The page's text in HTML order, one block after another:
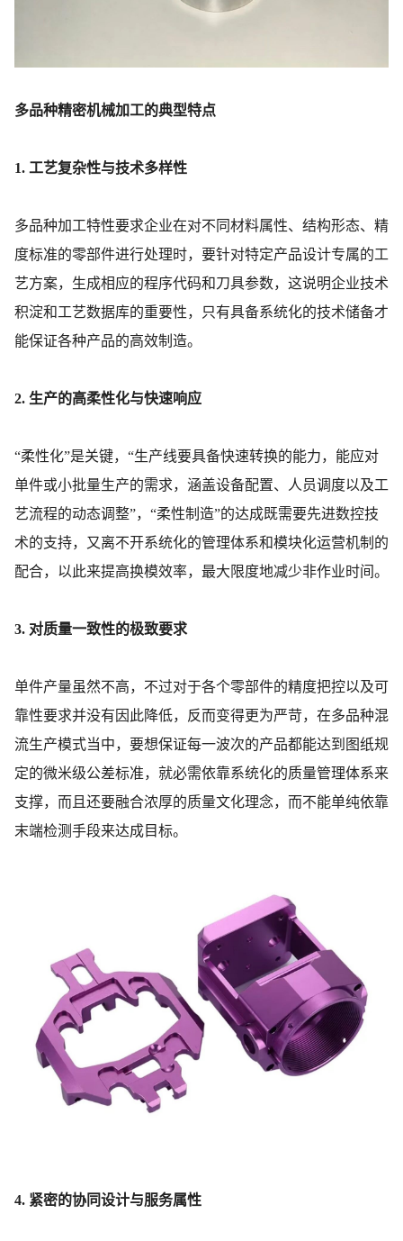
多品种精密机械加工的典型特点
1. 工艺复杂性与技术多样性
多品种加工特性要求企业在对不同材料属性、结构形态、精
度标准的零部件进行处理时，要针对特定产品设计专属的工
艺方案，生成相应的程序代码和刀具参数，这说明企业技术
积淀和工艺数据库的重要性，只有具备系统化的技术储备才
能保证各种产品的高效制造。
2. 生产的高柔性化与快速响应
“柔性化”是关键，“生产线要具备快速转换的能力，能应对
单件或小批量生产的需求，涵盖设备配置、人员调度以及工
艺流程的动态调整”，“柔性制造”的达成既需要先进数控技
术的支持，又离不开系统化的管理体系和模块化运营机制的
配合，以此来提高换模效率，最大限度地减少非作业时间。
3. 对质量一致性的极致要求
单件产量虽然不高，不过对于各个零部件的精度把控以及可
靠性要求并没有因此降低，反而变得更为严苛，在多品种混
流生产模式当中，要想保证每一波次的产品都能达到图纸规
定的微米级公差标准，就必需依靠系统化的质量管理体系来
支撑，而且还要融合浓厚的质量文化理念，而不能单纯依靠
末端检测手段来达成目标。
4. 紧密的协同设计与服务属性